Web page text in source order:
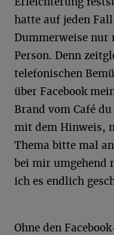
hatte auf jeden
Dummerweise nur
Person. Denn
telefonischen
über Facebook
Brand vom Café
mit dem Hinweis,
Thema bitte mal
bei mir umgehend
ich es endlich
Ohne den